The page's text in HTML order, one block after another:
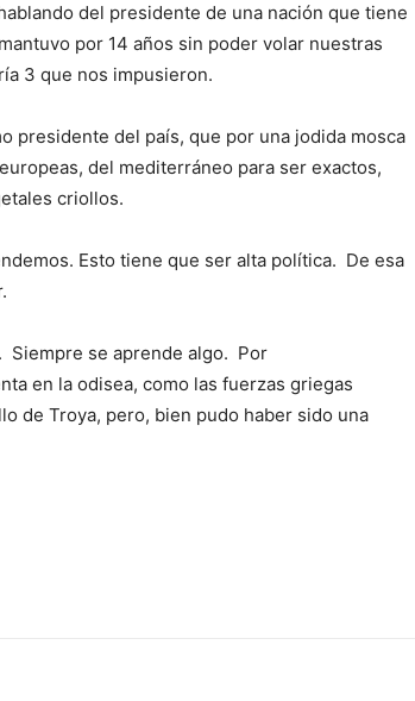
del presidente de una nación que tiene
por 14 años sin poder volar nuestras
3 que nos impusieron.
presidente del país, que por una jodida mosca
del mediterráneo para ser exactos,
criollos.
Esto tiene que ser alta política. De esa
Siempre se aprende algo. Por
en la odisea, como las fuerzas griegas
de Troya, pero, bien pudo haber sido una